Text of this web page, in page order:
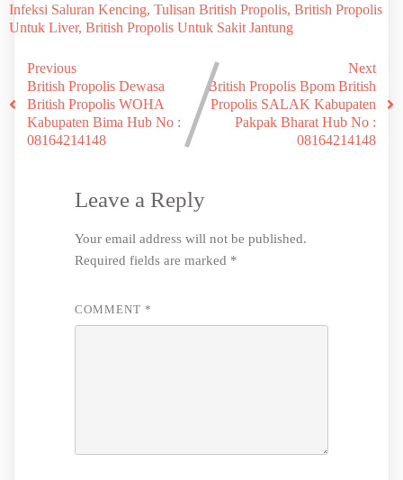
Infeksi Saluran Kencing, Tulisan British Propolis, British Propolis
Untuk Liver, British Propolis Untuk Sakit Jantung
Previous
British Propolis Dewasa
British Propolis WOHA
Kabupaten Bima Hub No :
08164214148
Next
British Propolis Bpom British
Propolis SALAK Kabupaten
Pakpak Bharat Hub No :
08164214148
Leave a Reply
Your email address will not be published.
Required fields are marked *
COMMENT *